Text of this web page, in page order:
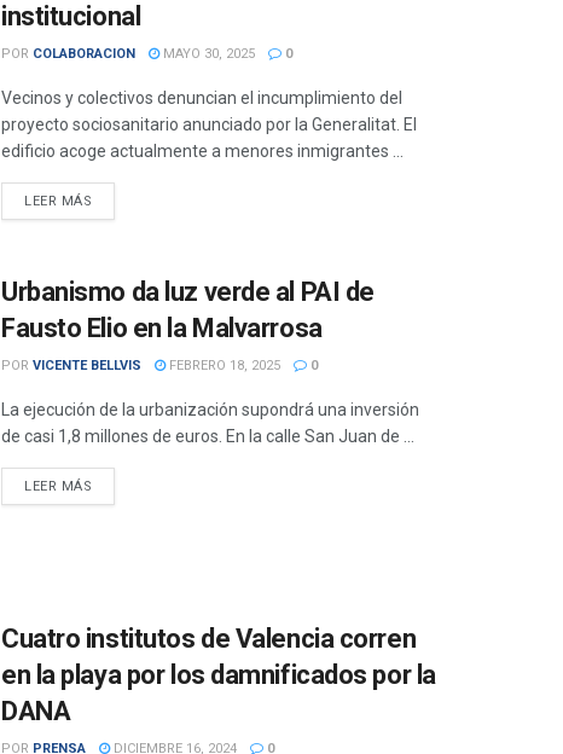
institucional
POR COLABORACION MAYO 30, 2025 0
Vecinos y colectivos denuncian el incumplimiento del
proyecto sociosanitario anunciado por la Generalitat. El
edificio acoge actualmente a menores inmigrantes ...
LEER MÁS
Urbanismo da luz verde al PAI de
Fausto Elio en la Malvarrosa
POR VICENTE BELLVIS FEBRERO 18, 2025 0
La ejecución de la urbanización supondrá una inversión
de casi 1,8 millones de euros. En la calle San Juan de ...
LEER MÁS
Cuatro institutos de Valencia corren
en la playa por los damnificados por la
DANA
POR PRENSA DICIEMBRE 16, 2024 0